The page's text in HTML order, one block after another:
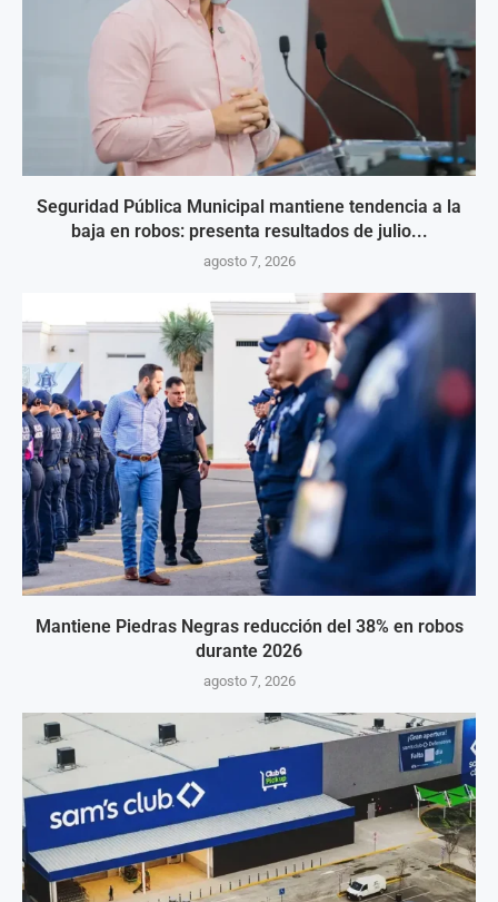
Seguridad Pública Municipal mantiene tendencia a la
baja en robos: presenta resultados de julio...
agosto 7, 2026
Mantiene Piedras Negras reducción del 38% en robos
durante 2026
agosto 7, 2026